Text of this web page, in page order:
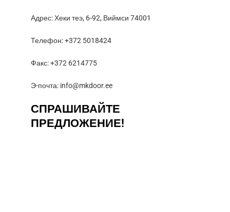
Адрес: Хеки теэ, 6-92, Виймси 74001
Телефон: +372 5018424
Факс: +372 6214775
Э-почта: info@mkdoor.ee
СПРАШИВАЙТЕ
ПРЕДЛОЖЕНИЕ!